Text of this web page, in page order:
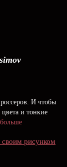
И чтобы
цвета и тонкие
своим рисунком